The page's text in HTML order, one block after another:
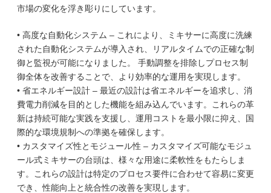
市場の変化を浮き彫りにしています。
• 高度な自動化システム – これにより、ミキサーに高度に洗練
された自動化システムが導入され、リアルタイムでの正確な制
御と監視が可能になりました。 手動調整を排除しプロセス制
御全体を改善することで、より効率的な運用を実現します。
• 省エネルギー設計 – 最近の設計は省エネルギーを追求し、消
費電力削減を目的とした機能を組み込んでいます。これらの革
新は持続可能な実践を支援し、運用コストを最小限に抑え、国
際的な環境規制への準拠を確保します。
• カスタマイズ性とモジュール性 – カスタマイズ可能なモジュ
ール式ミキサーの台頭は、様々な用途に柔軟性をもたらしま
す。これらの設計は特定のプロセス要件に合わせて容易に変更
でき、性能向上と統合性の改善を実現します。